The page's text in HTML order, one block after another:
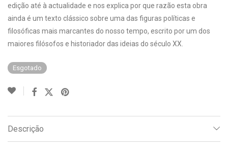
edição até à actualidade e nos explica por que razão esta obra
ainda é um texto clássico sobre uma das figuras políticas e
filosóficas mais marcantes do nosso tempo, escrito por um dos
maiores filósofos e historiador das ideias do século XX.
Esgotado
Descrição